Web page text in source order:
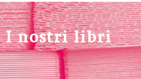
I nostri libri